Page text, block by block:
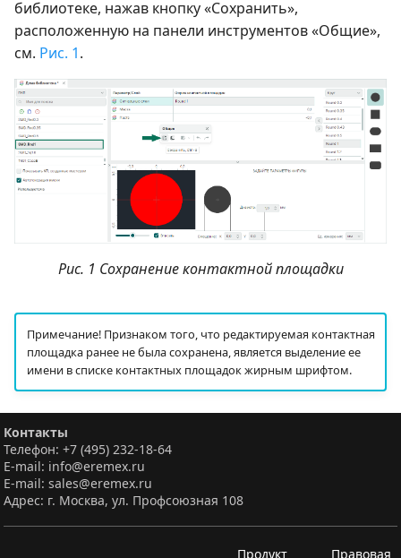
библиотеке, нажав кнопку «Сохранить»,
расположенную на панели инструментов «Общие»,
см. Рис. 1.
Рис. 1 Сохранение контактной площадки
Примечание! Признаком того, что редактируемая контактная
площадка ранее не была сохранена, является выделение ее
имени в списке контактных площадок жирным шрифтом.
Контакты
Телефон: +7 (495) 232-18-64
E-mail: info@eremex.ru
E-mail: sales@eremex.ru
Адрес: г. Москва, ул. Профсоюзная 108
Продукт Правовая